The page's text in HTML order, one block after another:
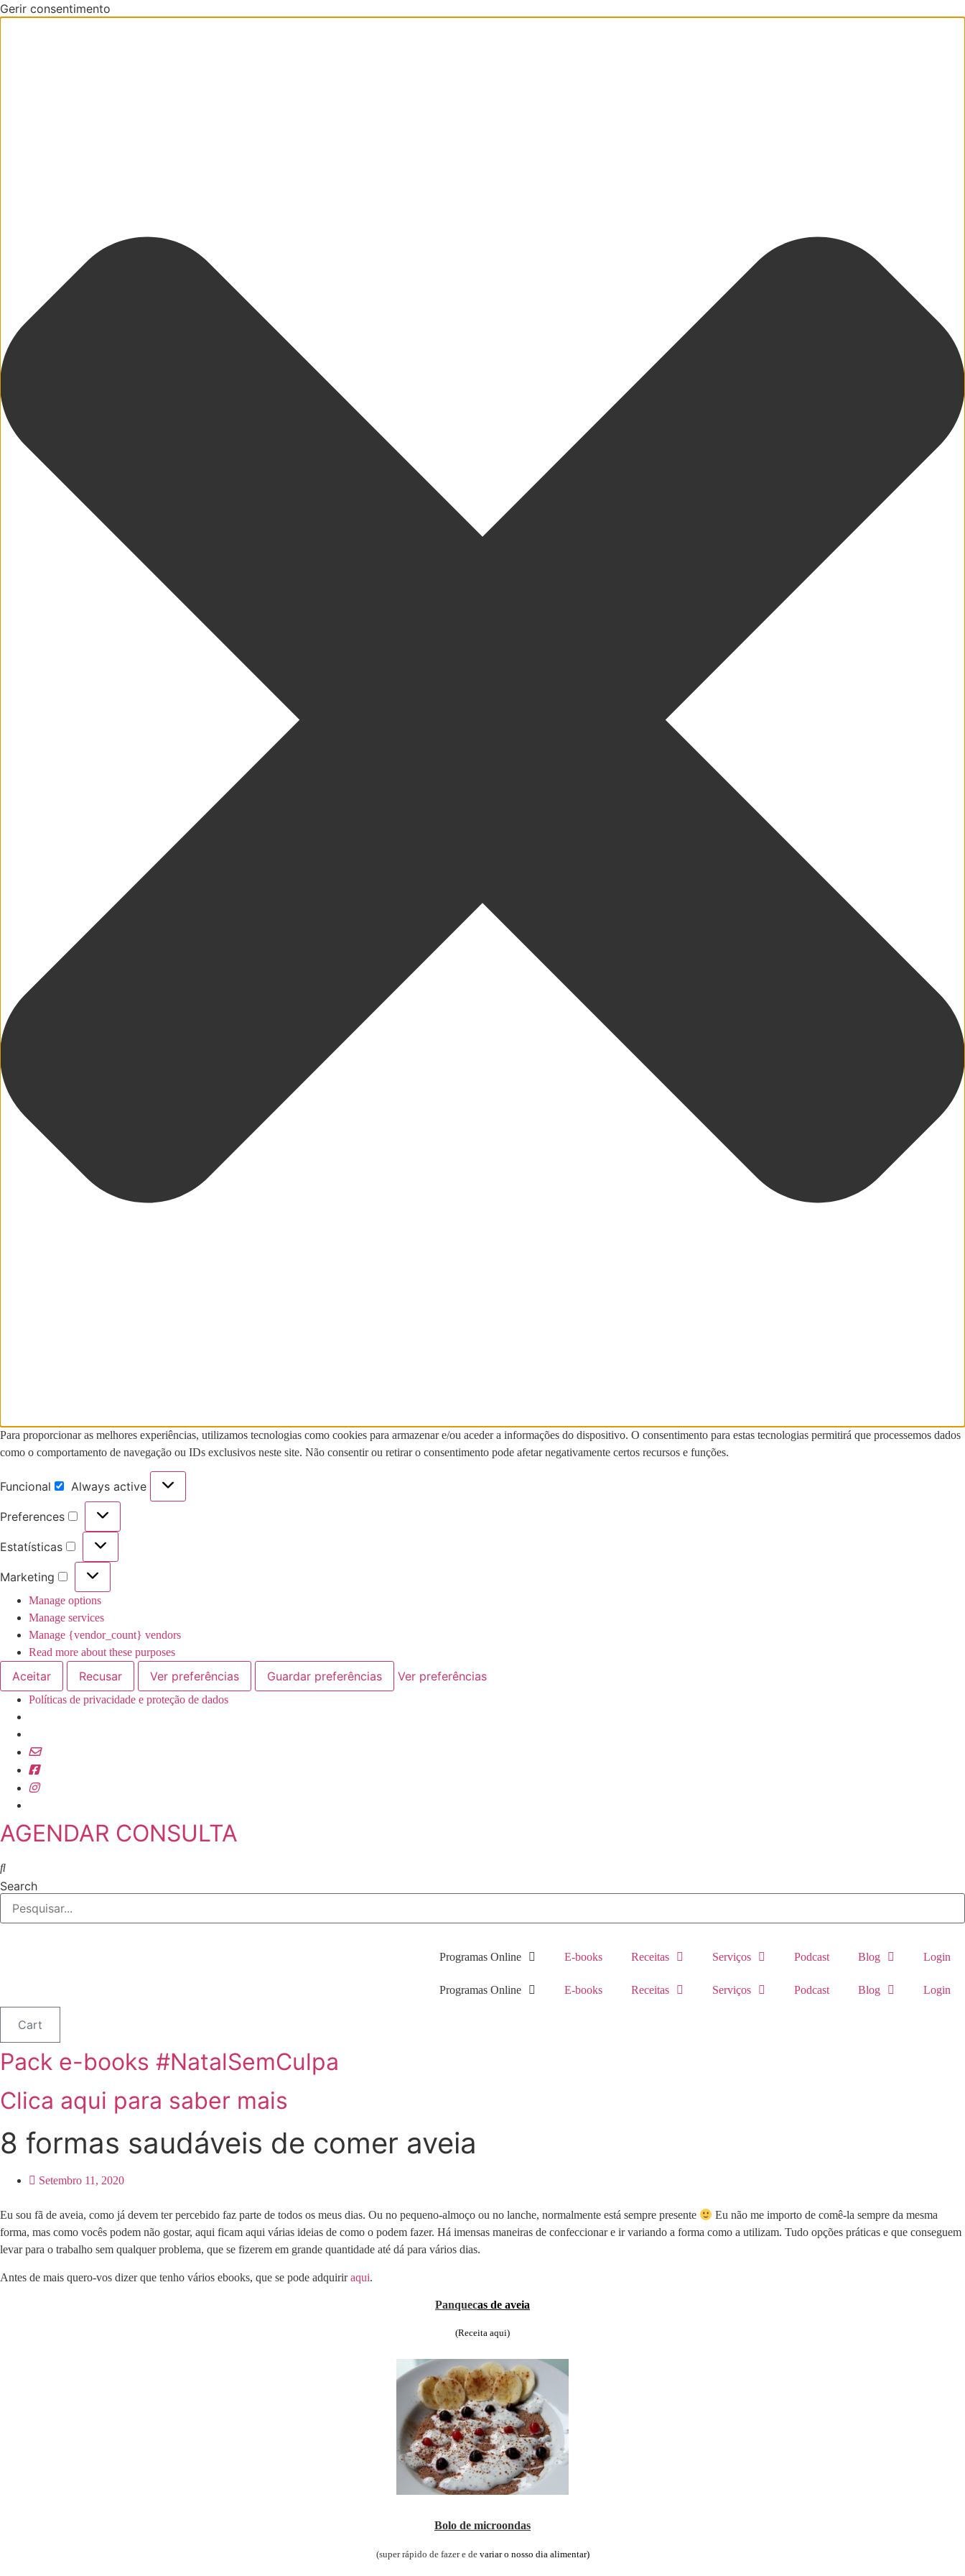
Gerir consentimento
Para proporcionar as melhores experiências, utilizamos tecnologias como cookies para armazenar e/ou aceder a informações do dispositivo. O consentimento para estas tecnologias permitirá que processemos dados
como o comportamento de navegação ou IDs exclusivos neste site. Não consentir ou retirar o consentimento pode afetar negativamente certos recursos e funções.
Funcional Funcional
Always active
Preferences
Preferences
Estatísticas
Estatísticas
Marketing
Marketing
Manage options
Manage services
Manage {vendor_count} vendors
Read more about these purposes
Aceitar Recusar Ver preferências Guardar preferências Ver preferências
Políticas de privacidade e proteção de dados
Skip
content
AGENDAR CONSULTA
Search
Programas Online E-books Receitas Serviços Podcast Blog Login
Programas Online E-books Receitas Serviços Podcast Blog Login
Cart
Pack e-books #NatalSemCulpa
Clica aqui para saber mais
8 formas saudáveis de comer aveia
Setembro 11, 2020
Eu sou fã de aveia, como já devem ter percebido faz parte de todos os meus dias. Ou no pequeno-almoço ou no lanche, normalmente está sempre presente
Eu não me importo de comê-la sempre da mesma
forma, mas como vocês podem não gostar, aqui ficam aqui várias ideias de como o podem fazer. Há imensas maneiras de confeccionar e ir variando a forma como a utilizam. Tudo opções práticas e que conseguem
levar para o trabalho sem qualquer problema, que se fizerem em grande quantidade até dá para vários dias.
Antes de mais quero-vos dizer que tenho vários ebooks, que se pode adquiriraqui.
Panquecas de aveia
(Receita aqui)
Bolo de microondas
(super rápido de fazer e devariar o nosso dia alimentar)